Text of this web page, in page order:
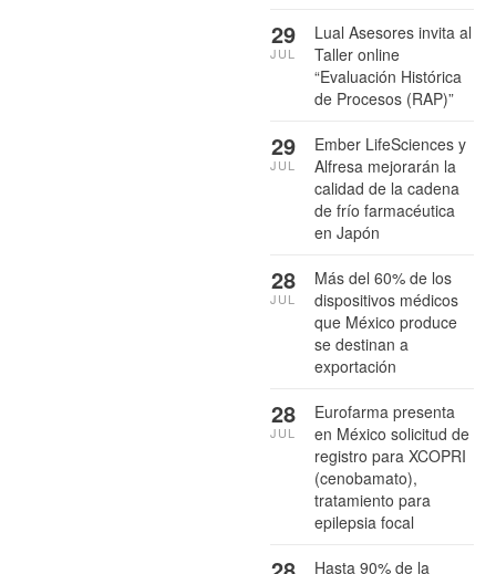
Lual Asesores invita al
Taller online
“Evaluación Histórica
de Procesos (RAP)”
29
JUL
Ember LifeSciences y
Alfresa mejorarán la
calidad de la cadena
de frío farmacéutica
en Japón
29
JUL
Más del 60% de los
dispositivos médicos
que México produce
se destinan a
exportación
28
JUL
Eurofarma presenta
en México solicitud de
registro para XCOPRI
(cenobamato),
tratamiento para
epilepsia focal
28
JUL
Hasta 90% de la